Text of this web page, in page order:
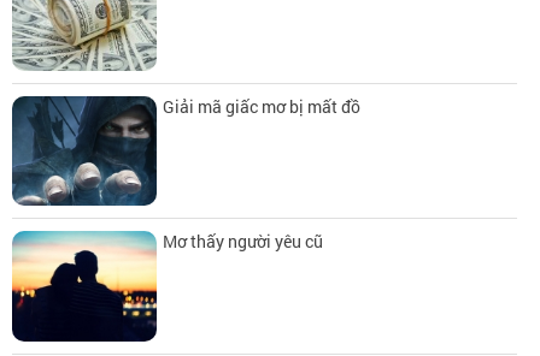
Giải mã giấc mơ bị mất đồ
Mơ thấy người yêu cũ